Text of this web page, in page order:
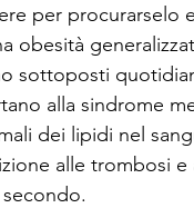
per procurarselo
obesità
sottoposti
alla sindrome
dei lipidi nel
alle trombosi e